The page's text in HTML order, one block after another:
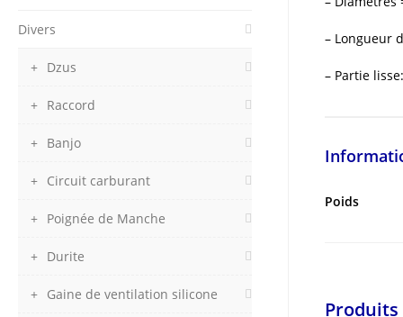
– Longueur
– Partie
Poids
Divers
Dzus
Raccord
Banjo
Circuit carburant
Poignée de Manche
Durite
Gaine de ventilation silicone